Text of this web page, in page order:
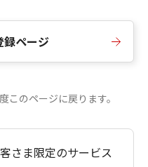
ページ
このページに戻ります。
さま限定のサービス